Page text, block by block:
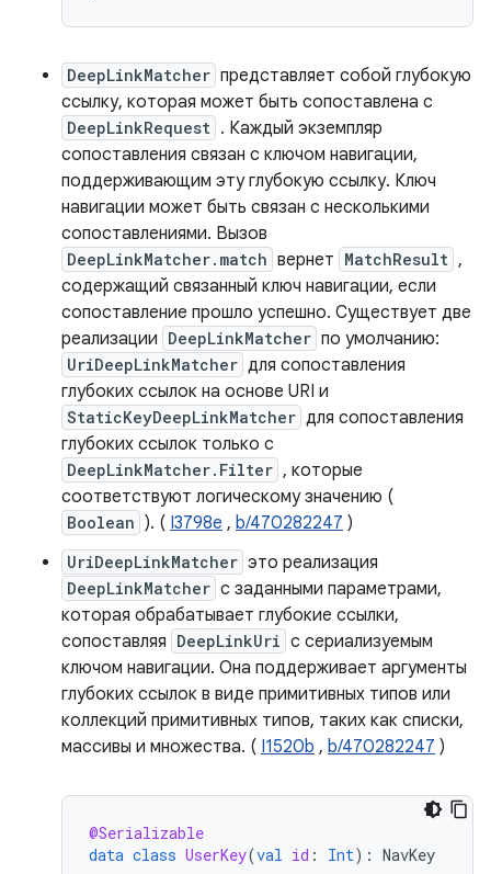
DeepLinkMatcher представляет собой глубокую
ссылку, которая может быть сопоставлена ​​с
DeepLinkRequest . Каждый экземпляр
сопоставления связан с ключом навигации,
поддерживающим эту глубокую ссылку. Ключ
навигации может быть связан с несколькими
сопоставлениями. Вызов
DeepLinkMatcher.match вернет MatchResult ,
содержащий связанный ключ навигации, если
сопоставление прошло успешно. Существует две
реализации DeepLinkMatcher по умолчанию:
UriDeepLinkMatcher для сопоставления
глубоких ссылок на основе URI и
StaticKeyDeepLinkMatcher для сопоставления
глубоких ссылок только с
DeepLinkMatcher.Filter , которые
соответствуют логическому значению (
Boolean ). ( I3798e , b/470282247 )
UriDeepLinkMatcher это реализация
DeepLinkMatcher с заданными параметрами,
которая обрабатывает глубокие ссылки,
сопоставляя DeepLinkUri с сериализуемым
ключом навигации. Она поддерживает аргументы
глубоких ссылок в виде примитивных типов или
коллекций примитивных типов, таких как списки,
массивы и множества. ( I1520b , b/470282247 )
@Serializable
data class UserKey(val id : Int): NavKey